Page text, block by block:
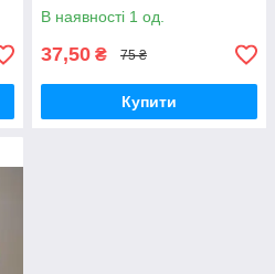
В наявності 1 од.
37,50 ₴ 75 ₴
Купити